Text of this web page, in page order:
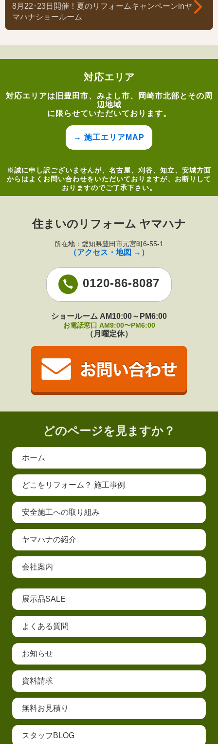
8月22･23日開催！夏のリフォームキャンペーンinヤ
マハナショールーム
対応エリア
対応エリアは旧豊田市、みよし市、岡崎市北部とその周
辺地域
に限らせていただいております。
→ 施工エリアMAP
※誠に申し訳ございませんが、名古屋、刈谷、知立、安城方面
からはよくお問い合わせをいただいておりますが、お断りして
おりますのでご了承下さい。
住まいのリフォーム ヤマハナ
所在地：愛知県豊田市元宮町6-55-1
（アクセス・地図 →）
0120-86-8087
ショールーム AM10:00～PM6:00
お電話窓口 AM9:00〜PM6:00
（月曜定休）
どのページを見ますか？
ホーム
どこをリフォーム？ 施工事例
安全施工への取り組み
ヤマハナの紹介
会社案内
展示品SALE
よくある質問
お知らせ
資料請求
無料お見積り
スタッフBLOG